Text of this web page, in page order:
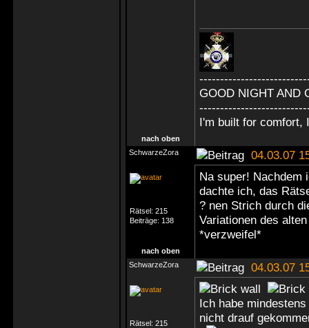
GOOD NIGHT AND
I'm built for comfort,
nach oben
SchwarzeZora
04.03.07
Rätsel: 215
Beiträge: 138
Na super! Nachdem
dachte ich, das
? nen Strich durch
Variationen des
*verzweifel*
nach oben
SchwarzeZora
04.03.07
Rätsel: 215
Ich habe
nicht drauf